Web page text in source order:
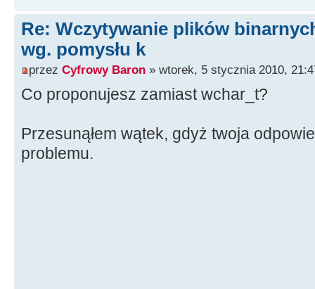
catch(...)
{
Application-
following file operations: Open,
L"File Error", IDOK);
}
}
Re: Wczytywanie plików
wg. pomysłu k
przez Cyfrowy Baron » wtorek, 5 stycznia 2010,
Co proponujesz zamiast wchar_t?
Przesunąłem wątek, gdyż twoja
problemu.